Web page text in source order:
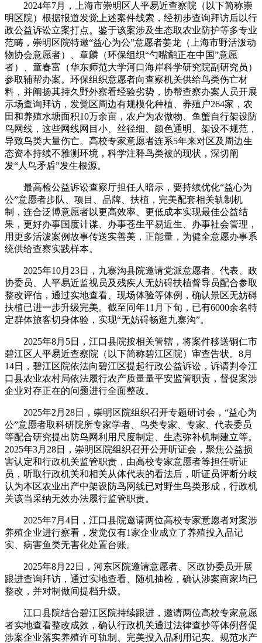
2024年7月，上海市崇明区人平易近查察院（以下简称崇
明区院）根据报道发觉上述案件线索，经初步查询拜访后以行
政公益诉讼立案打点。鉴于该案涉及生态取农业防护等多专业
范畴，崇明区院特邀“益心为公”意愿者姜龙（上海市野活泼动
物协会意愿者）、章麟（环保组织“勺嘴鹬正在中国”意愿
者）、童春富（华东师范大学河口海岸科学研究院副研究员）
参取辅帮办案。环保组织意愿者向查察机关供给鸟类伤亡材
料，并阐扬其持久野外察看经验劣势，协帮查察办案人员开展
示场查询拜访，发觉区周边有规模化种植、养殖户264家，农
田和养殖水塘面积10万余亩，农户为农做物、鱼蟹自行架设防
鸟网线，这些网线网目小、丝径细、颜色通明、架设不规范，
导致鸟类大量伤亡。高校专家意愿者连系5年来对区及周边生
态资本持续不雅测环境，科学注释鸟类被的现状，深切阐
发“人鸟矛盾”发生根源。
最高检公益诉讼查察厅担任人暗示，要持续优化“益心为
公”意愿者步队、项目、品牌、扶植，完美配套相关轨制机
制，连合泛博意愿者以更高效率、更低成本实现最佳公益结
果，更好办事国度计谋、办事苍生平易近生、办事社会管理，
用更多活泼案例故事传送实善美，正能量，为健全意愿办事系
统供给查察实践样本。
2025年10月23日，九寨沟县院邀请党派意愿者、代表、政
协委员、人平易近监视员及残疾人无妨碍扶植督导员配合参取
整改评估，通过实地查看、现场体验等体例，确认景区无妨碍
扶植已进一步升级完美。截至同年11月下旬，已有6000余名特
定群体旅客切身体验，实现“无妨碍畅逛九寨沟”。
2025年8月5日，江口县院按相关管辖，将案件移送铜仁市
碧江区人平易近查察院（以下简称碧江区院）审查告状。8月
14日，碧江区院依法向碧江区提起行政公益诉讼，诉请判令江
口县农业农村局依法履行农产质量量平安监管职责，督促案涉
企业对存正在的问题进行全面整改。
2025年2月28日，崇明区院组织召开专题研讨会，“益心为
公”意愿者取科研院所专家学者、鸟类专家、专家、代表委员
等配合研究提出防鸟网利用尺度制定、生态弥补机制建立等。
2025年3月28日，崇明区院组织召开公开听证会，聚焦公益损
害认定和行政机关监管职责，由高校专家意愿者等担任听证
员，听取行政机关和相关从体代表的看法后，听证员评断分歧
认为本区农业出产中架设防鸟网线已对野生鸟类形成，行政机
关该当采纳无效办法履行监管职责。
2025年7月4日，江口县院邀请两位高校专家意愿者对案涉
养殖企业进行察看，发觉仅有1家企业成立了养殖投入品记
实、病害鱼类无害化处置台账。
2025年8月22日，河东区院邀请意愿者、区政协委员开展
跟进查询拜访，通过实地查看、随机抽检，确认涉案商家均已
整改，并对制做间提档升级。
江口县院结合碧江区院持续跟进，邀请两位高校专家意愿
者实地查看整改成效，确认行政机关通过法律查抄等体例督促
涉案企业落实养殖许可轨制、完美投入品利用记实、规范水产